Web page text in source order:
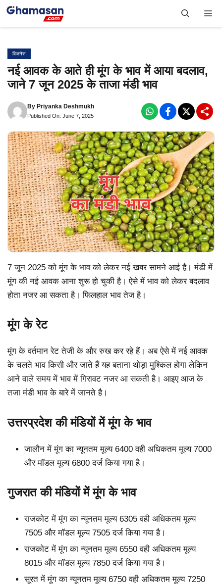
Skip
बिजनेस
नई आवक के आते ही मूंग के भाव में आया बदलाव,
जाने 7 जून 2025 के ताजा मंडी भाव
By Priyanka Deshmukh
Published On: June 7, 2025
7 जून 2025 को मूंग के भाव को लेकर नई खबर सामने आई है। मंडी में
मूंग की नई आवक आना शुरू हो चुकी है। ऐसे में भाव को लेकर बदलाव
होता नजर आ सकता है। फिलहाल भाव तेज है।
मूंग के रेट
मूंग के वर्तमान रेट तेजी के और रुख कर रहे हैं। अब ऐसे में नई आवक
के चलते भाव किसी और जाते हैं यह बताना थोड़ा मुश्किल होगा लेकिन
आने वाले समय में भाव में गिरावट नजर आ सकती है। आइए आज के
तजा मंडी भाव के बारे में जानते है।
उत्तरप्रदेश की मंडियों में मूंग के भाव
जालौन में मूंग का न्यूनतम मूल्य 6400 वही अधिकतम मूल्य 7000
और मॉडल मूल्य 6800 दर्ज किया गया है।
गुजरात की मंडियों में मूंग के भाव
राजकोट में मूंग का न्यूनतम मूल्य 6305 वही अधिकतम मूल्य
7505 और मॉडल मूल्य 7505 दर्ज किया गया है।
राजकोट में मूंग का न्यूनतम मूल्य 6550 वही अधिकतम मूल्य
8015 और मॉडल मूल्य 7850 दर्ज किया गया है।
सूरत में मूंग का न्यूनतम मूल्य 6750 वही अधिकतम मूल्य 7250